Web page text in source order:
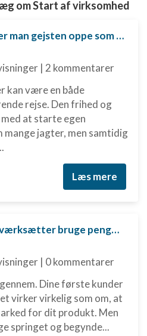
om Start af virksomhed
Hvordan holder man gejsten oppe som ny iværksætter?
| 2 kommentarer
være en både
rejse. Den frihed og
at starte egen
mange jagter, men samtidig
Læs mere
Skal den 'lille' iværksætter bruge penge på digital marketing?
| 0 kommentarer
Dine første kunder
virker virkelig som om, at
for dit produkt. Men
springet og begynde...